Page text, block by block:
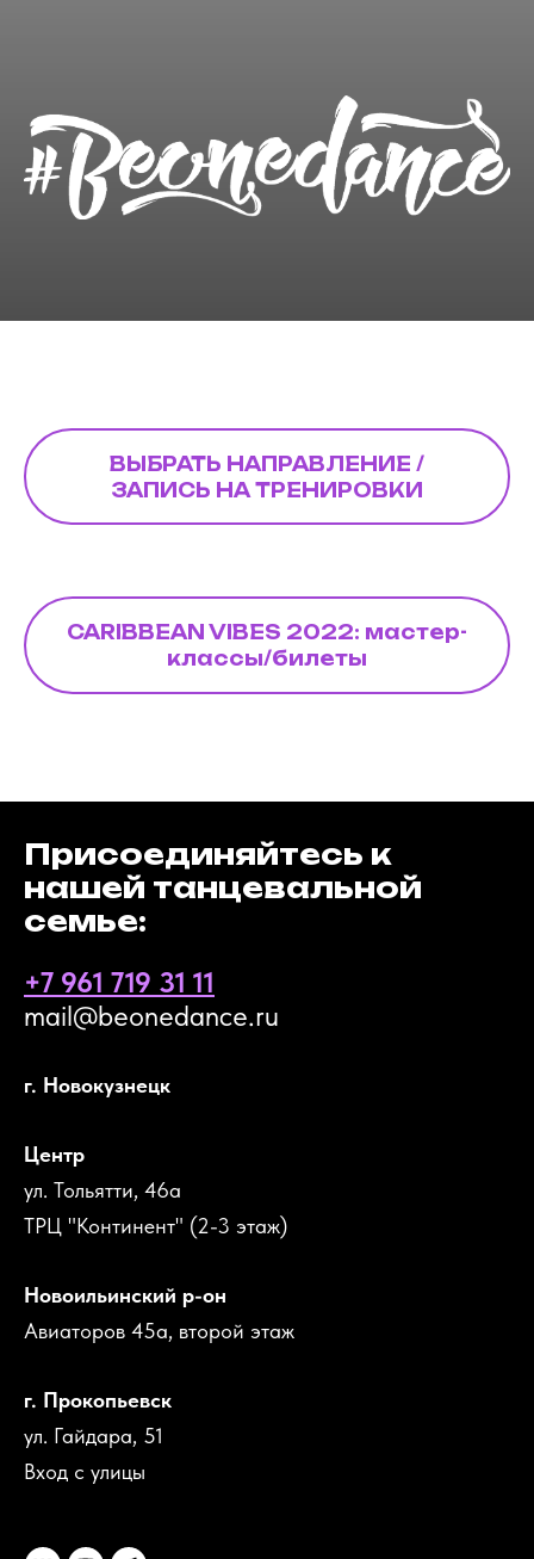
ВЫБРАТЬ НАПРАВЛЕНИЕ /
ЗАПИСЬ НА ТРЕНИРОВКИ
CARIBBEAN VIBES 2022: мастер-
классы/билеты
Присоединяйтесь к
нашей танцевальной
семье:
+7 961 719 31 11
mail@beonedance.ru
г. Новокузнецк
Центр
ул. Тольятти, 46а
ТРЦ "Континент" (2-3 этаж)
Новоильинский р-он
Авиаторов 45а, второй этаж
г. Прокопьевск
ул. Гайдара, 51
Вход с улицы